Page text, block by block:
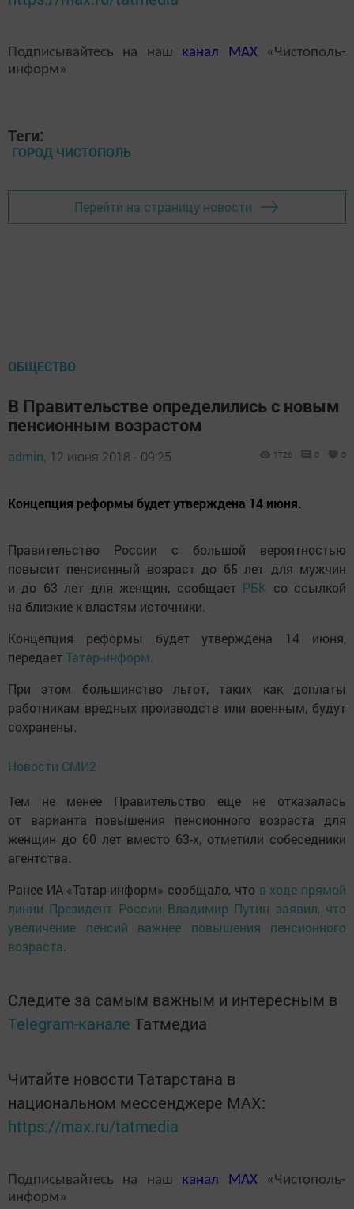
Подписывайтесь на наш канал MAX«Чистополь-
информ»
Теги:
ГОРОД ЧИСТОПОЛЬ
Перейти на страницу новости
ОБЩЕСТВО
В Правительстве определились с новым
пенсионным возрастом
admin, 12 июня 2018 - 09:25 1726 0 0
Концепция реформы будет утверждена 14 июня.
Правительство России с большой вероятностью
повысит пенсионный возраст до 65 лет для мужчин
и до 63 лет для женщин, сообщает РБК со ссылкой
на близкие к властям источники.
Концепция реформы будет утверждена 14 июня,
передаетТатар-информ.
При этом большинство льгот, таких как доплаты
работникам вредных производств или военным, будут
сохранены.
Новости СМИ2
Тем не менее Правительство еще не отказалась
от варианта повышения пенсионного возраста для
женщин до 60 лет вместо 63-х, отметили собеседники
агентства.
Ранее ИА «Татар-информ» сообщало, что в ходе прямой
линии Президент России Владимир Путин заявил, что
увеличение пенсий важнее повышения пенсионного
возраста.
Следите за самым важным и интересным в
Telegram-канале Татмедиа
Читайте новости Татарстана в
национальном мессенджере MАХ:
https://max.ru/tatmedia
Подписывайтесь на наш канал MAX«Чистополь-
информ»